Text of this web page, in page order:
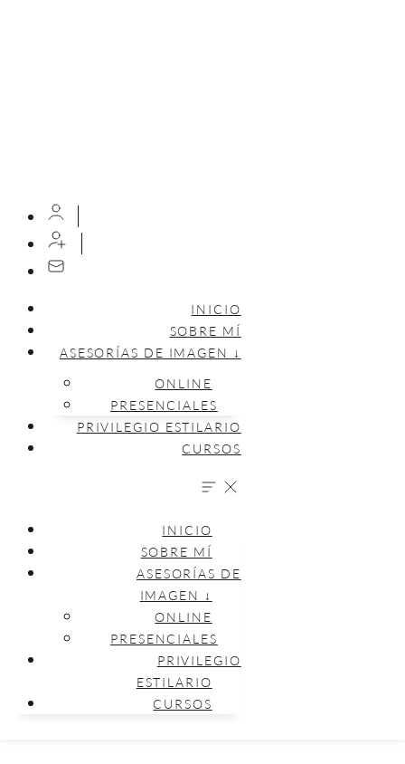
INICIO
SOBRE MÍ
ASESORÍAS DE IMAGEN ↓
ONLINE
PRESENCIALES
PRIVILEGIO ESTILARIO
CURSOS
INICIO
SOBRE MÍ
ASESORÍAS DE
IMAGEN ↓
ONLINE
PRESENCIALES
PRIVILEGIO
ESTILARIO
CURSOS